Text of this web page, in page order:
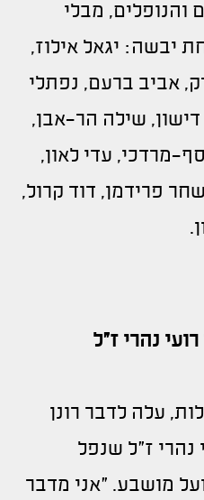
והנופלים, מבלי
יבשה: יגאל אילוז,
אביב ברעם, נפתלי
דישון, שילה הר-אבן,
מרדכי, עדי לאון,
פרידמן, דוד קרול,
נהרי ז"ל
עלה לדבר רונן
נהרי ז"ל שנפל
הפועל מושבע. "אני מדבר